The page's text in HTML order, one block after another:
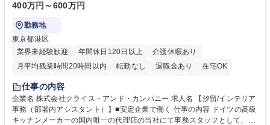
400万円～600万円
勤務地
東京都港区
業界未経験歓迎
年間休日120日以上
介護休暇あり
月平均残業時間20時間以内
転勤なし 退職金あり
在宅OK
育休あり
完全週休2日制
駅近5分以内
土日祝休み
仕事の内容
企業名 株式会社クライス・アンド・カンパニー 求人名 【汐留/インテリア
事務（部署内アシスタント）】■安定企業で働く 仕事の内容 ドイツの高級
キッチンメーカーの国内唯一の代理店の当社にて事務スタッフとして、部